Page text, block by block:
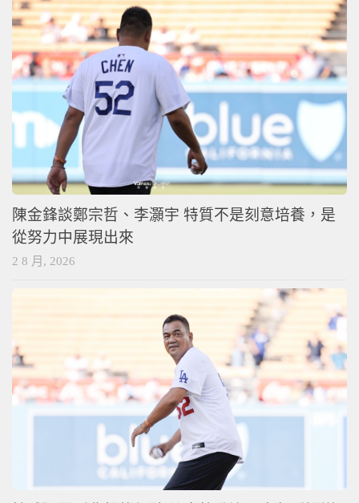
陳金鋒談鄭宗哲、李灝宇 特質不是刻意培養，是
從努力中展現出來
2 8 月, 2026